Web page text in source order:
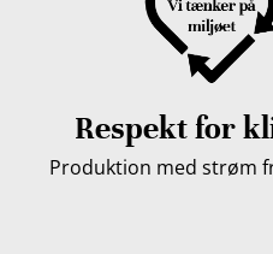
Respekt for
Produktion med strøm